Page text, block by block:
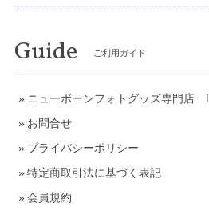
Guide ご利用ガイド
ニューボーンフォトグッズ専門店
お問合せ
プライバシーポリシー
特定商取引法に基づく表記
会員規約